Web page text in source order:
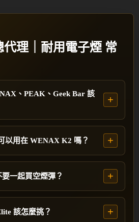
理｜耐用電子煙 常
、PEAK、Geek Bar 該
以用在 WENAX K2 嗎？
一起買空煙彈？
該怎麼挑？